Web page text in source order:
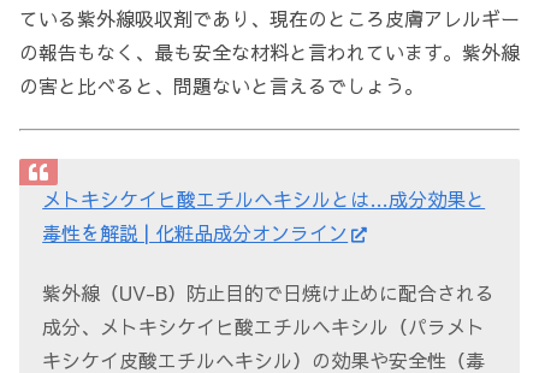
ている紫外線吸収剤であり、現在のところ皮膚アレルギー
の報告もなく、最も安全な材料と言われています。紫外線
の害と比べると、問題ないと言えるでしょう。
メトキシケイヒ酸エチルヘキシルとは…成分効果と
毒性を解説 | 化粧品成分オンライン
紫外線（UV-B）防止目的で日焼け止めに配合される
成分、メトキシケイヒ酸エチルヘキシル（パラメト
キシケイ皮酸エチルヘキシル）の効果や安全性（毒